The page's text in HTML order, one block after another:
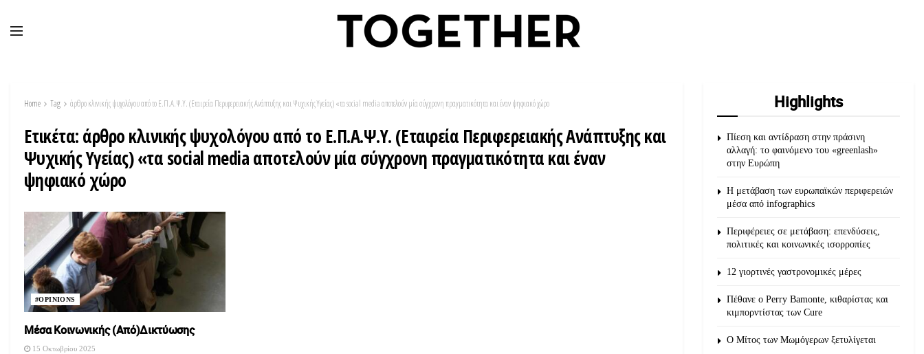
Home Tag άρθρο κλινικής ψυχολόγου από το Ε.Π.Α.Ψ.Υ. (Εταιρεία Περιφερειακής Ανάπτυξης και Ψυχικής Υγείας) «τα social media αποτελούν μία σύγχρονη πραγματικότητα και έναν ψηφιακό χώρο
Ετικέτα:άρθρο κλινικής ψυχολόγου από το Ε.Π.Α.Ψ.Υ. (Εταιρεία Περιφερειακής Ανάπτυξης και
Ψυχικής Υγείας) «τα social media αποτελούν μία σύγχρονη πραγματικότητα και έναν
ψηφιακό χώρο
#OPINIONS
Μέσα Κοινωνικής (Από)Δικτύωσης
15 Οκτωβρίου 2025
Highlights
Πίεση και αντίδραση στην πράσινη
αλλαγή: το φαινόμενο του «greenlash»
στην Ευρώπη
Η μετάβαση των ευρωπαϊκών περιφερειών
μέσα από infographics
Περιφέρειες σε μετάβαση: επενδύσεις,
πολιτικές και κοινωνικές ισορροπίες
12 γιορτινές γαστρονομικές μέρες
Πέθανε ο Perry Bamonte, κιθαρίστας και
κιμπορντίστας των Cure
O Μίτος των Μωμόγερων ξετυλίγεται